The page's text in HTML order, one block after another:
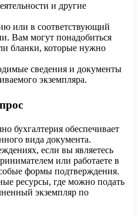
и другие
или в соответствующий
Вам могут понадобиться
бланки, которые нужно
сведения и документы
экземпляра.
бухгалтерия обеспечивает
вида документа.
если вы являетесь
или работаете в
формы подтверждения.
ресурсы, где можно подать
экземпляр по